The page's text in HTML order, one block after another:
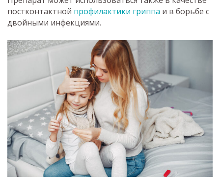
постконтактной профилактики гриппа и в борьбе с
двойными инфекциями.